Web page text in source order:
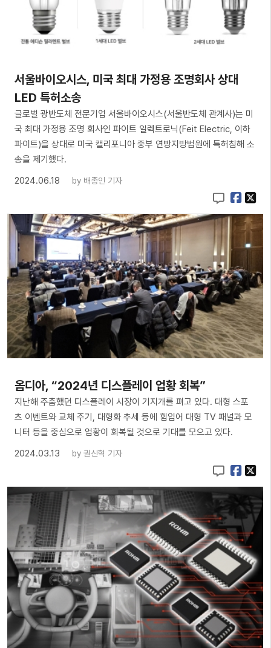
서울바이오시스, 미국 최대 가정용 조명회사 상대
LED 특허소송
글로벌 광반도체 전문기업 서울바이오시스(서울반도체 관계사)는 미
국 최대 가정용 조명 회사인 파이트 일렉트로닉(Feit Electric, 이하
파이트)을 상대로 미국 캘리포니아 중부 연방지방법원에 특허침해 소
송을 제기했다.
2024.06.18
by 배종인 기자
옴디아, “2024년 디스플레이 업황 회복”
지난해 주춤했던 디스플레이 시장이 기지개를 펴고 있다. 대형 스포
츠 이벤트와 교체 주기, 대형화 추세 등에 힘입어 대형 TV 패널과 모
니터 등을 중심으로 업황이 회복될 것으로 기대를 모으고 있다.
2024.03.13
by 권신혁 기자